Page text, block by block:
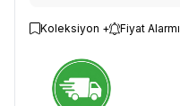
Koleksiyon + Fiyat Alarmı